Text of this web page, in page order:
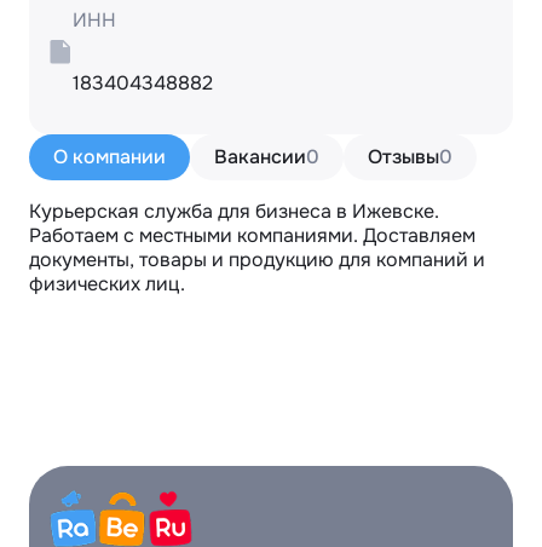
О компании Вакансии0 Отзывы0
Курьерская служба для бизнеса в Ижевске.
Работаем с местными компаниями. Доставляем
документы, товары и продукцию для компаний и
физических лиц.
ИНН
183404348882